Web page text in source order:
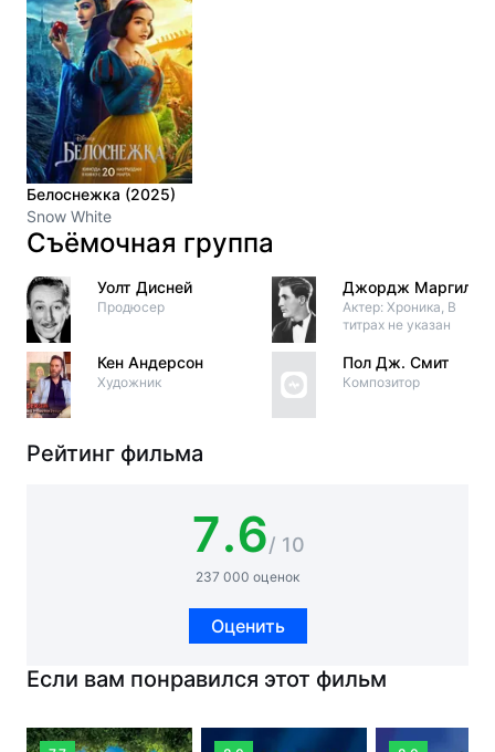
Белоснежка (2025)
Snow White
Съёмочная группа
Уолт Дисней
Продюсер
Кен Андерсон
Художник
Джордж Маргилл
Актер: Хроника, В
титрах не указан
Пол Дж. Смит
Композитор
Рейтинг фильма
7.6/ 10
237 000 оценок
Оценить
Если вам понравился этот фильм